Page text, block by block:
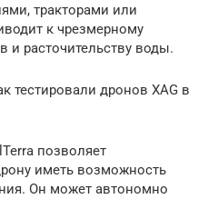
тракторами или
к чрезмерному
и расточительству воды.
тестировали дронов XAG в
позволяет
иметь возможность
Он может автономно